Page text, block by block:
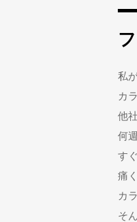
私
カ
他
何
す
痛
カ
そ